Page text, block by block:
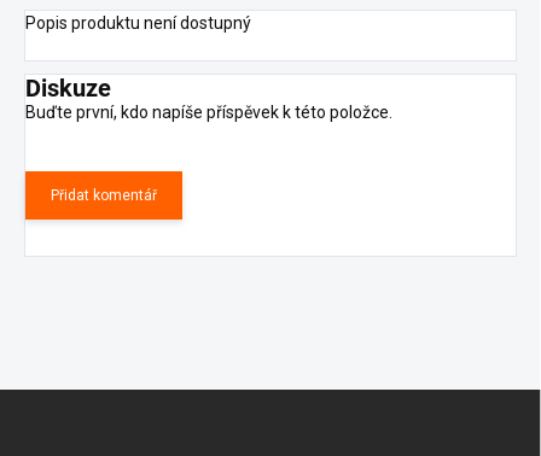
Popis produktu není dostupný
Diskuze
Buďte první, kdo napíše příspěvek k této položce.
Přidat komentář